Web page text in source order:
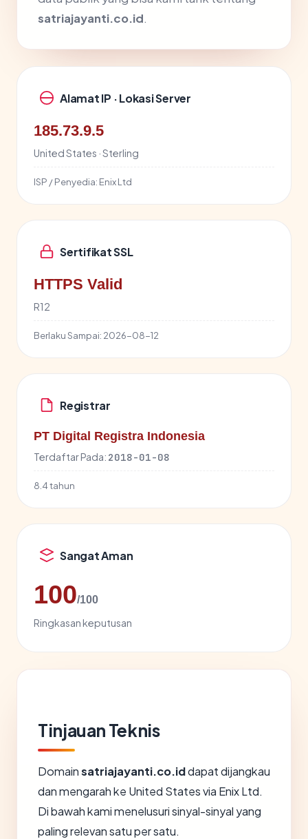
satriajayanti.co.id.
Alamat IP · Lokasi Server
185.73.9.5
United States · Sterling
ISP / Penyedia: Enix Ltd
Sertifikat SSL
HTTPS Valid
R12
Berlaku Sampai: 2026-08-12
Registrar
PT Digital Registra Indonesia
Terdaftar Pada: 2018-01-08
8.4 tahun
Sangat Aman
100/100
Ringkasan keputusan
Tinjauan Teknis
Domainsatriajayanti.co.iddapat dijangkau
dan mengarah ke United States via Enix Ltd.
Di bawah kami menelusuri sinyal-sinyal yang
paling relevan satu per satu.